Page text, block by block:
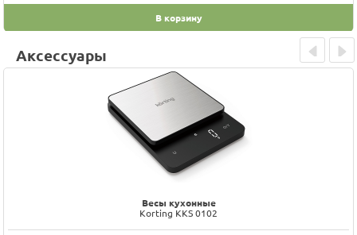
В корзину
Аксессуары
Весы кухонные
Korting KKS 0102
Prev Next